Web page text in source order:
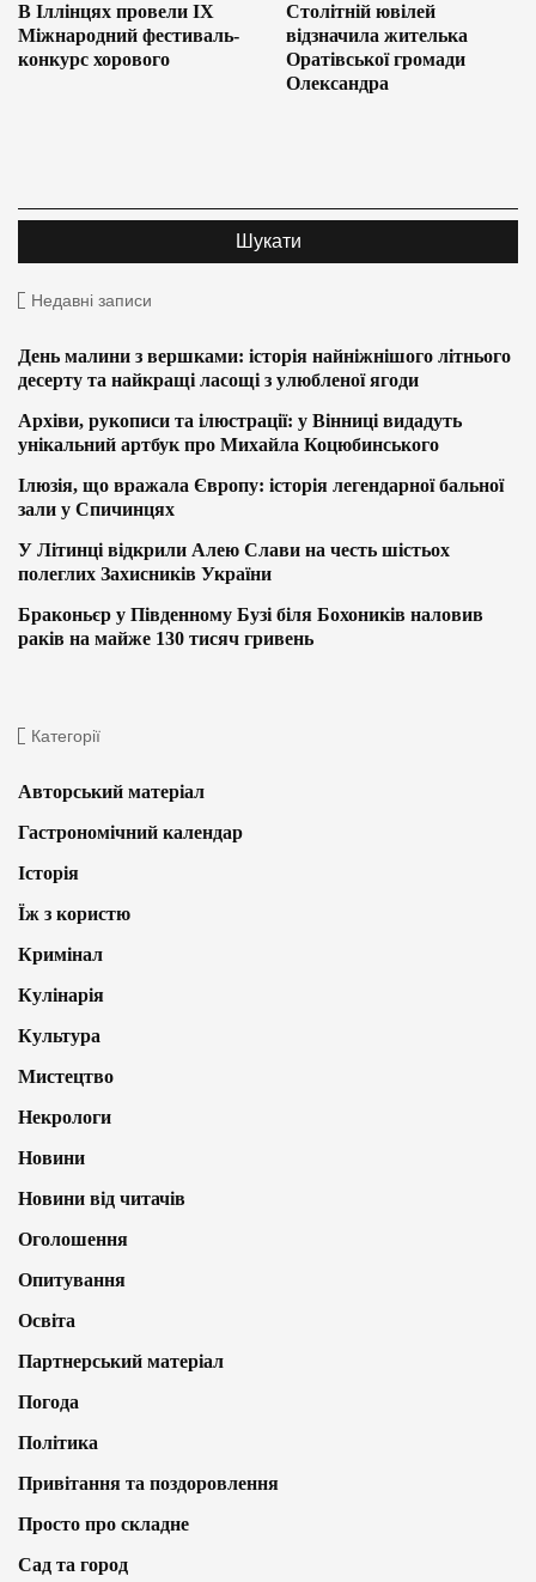
В Іллінцях провели ІХ
Міжнародний фестиваль-
конкурс хорового
Столітній ювілей
відзначила жителька
Оратівської громади
Олександра
Недавні записи
День малини з вершками: історія найніжнішого літнього
десерту та найкращі ласощі з улюбленої ягоди
Архіви, рукописи та ілюстрації: у Вінниці видадуть
унікальний артбук про Михайла Коцюбинського
Ілюзія, що вражала Європу: історія легендарної бальної
зали у Спичинцях
У Літинці відкрили Алею Слави на честь шістьох
полеглих Захисників України
Браконьєр у Південному Бузі біля Бохоників наловив
раків на майже 130 тисяч гривень
Категорії
Авторський матеріал
Гастрономічний календар
Історія
Їж з користю
Кримінал
Кулінарія
Культура
Мистецтво
Некрологи
Новини
Новини від читачів
Оголошення
Опитування
Освіта
Партнерський матеріал
Погода
Політика
Привітання та поздоровлення
Просто про складне
Сад та город